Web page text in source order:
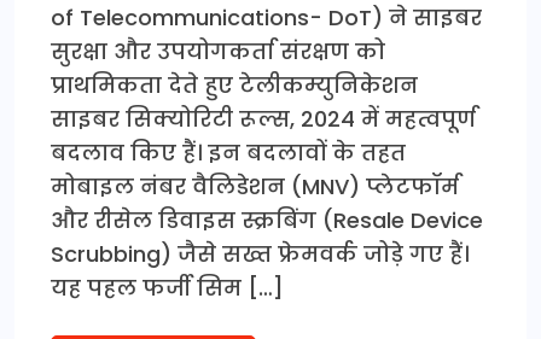
of Telecommunications- DoT) ने साइबर
सुरक्षा और उपयोगकर्ता संरक्षण को
प्राथमिकता देते हुए टेलीकम्युनिकेशन
साइबर सिक्योरिटी रूल्स, 2024 में महत्वपूर्ण
बदलाव किए हैं। इन बदलावों के तहत
मोबाइल नंबर वैलिडेशन (MNV) प्लेटफॉर्म
और रीसेल डिवाइस स्क्रबिंग (Resale Device
Scrubbing) जैसे सख्त फ्रेमवर्क जोड़े गए हैं।
यह पहल फर्जी सिम […]